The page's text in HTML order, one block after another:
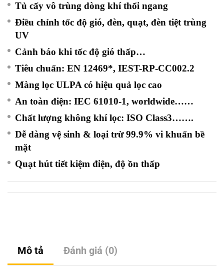
Tủ cấy vô trùng dòng khí thổi ngang
Điều chỉnh tốc độ gió, đèn, quạt, đèn tiệt trùng
UV
Cảnh báo khi tốc độ gió thấp…
Tiêu chuẩn: EN 12469*, IEST-RP-CC002.2
Màng lọc ULPA có hiệu quả lọc cao
An toàn điện: IEC 61010-1, worldwide……
Chất lượng không khí lọc: ISO Class3…….
Dễ dàng vệ sinh & loại trừ 99.9% vi khuẩn bề
mặt
Quạt hút tiết kiệm điện, độ ồn thấp
Mô tả Đánh giá (0)